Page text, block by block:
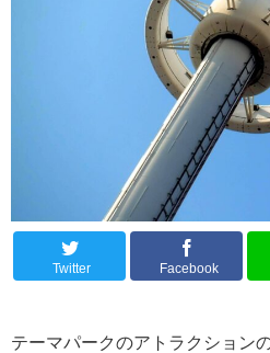
Twitter Facebook
テーマパークのアトラクション